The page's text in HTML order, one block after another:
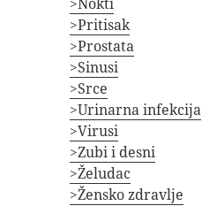
>Nokti
>Pritisak
>Prostata
>Sinusi
>Srce
>Urinarna infekcija
>Virusi
>Zubi i desni
>Želudac
>Žensko zdravlje